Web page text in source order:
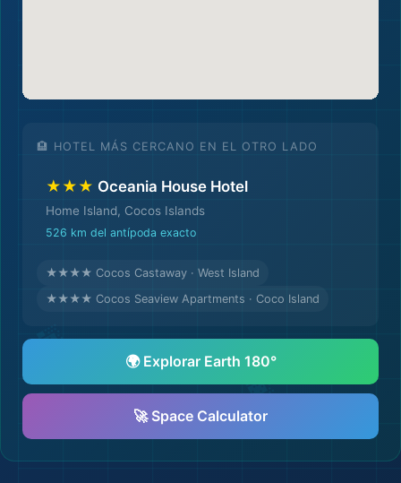
🛫
🏨 HOTEL MÁS CERCANO EN EL OTRO LADO
★★★ Oceania House Hotel
Home Island, Cocos Islands
526 km del antípoda exacto
★★★★ Cocos Castaway · West Island
★★★★ Cocos Seaview Apartments · Coco Island
🌍 Explorar Earth 180°
🚀 Space Calculator